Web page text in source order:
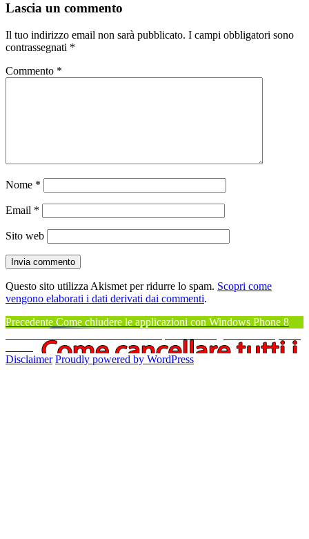
Lascia un commento
Il tuo indirizzo email non sarà pubblicato. I campi obbligatori sono
contrassegnati *
Commento *
Nome *
Email *
Sito web
Questo sito utilizza Akismet per ridurre lo spam. Scopri come
vengono elaborati i dati derivati dai commenti.
Navigazione
articoli
Precedente Articolo
Come chiudere le applicazioni con Windows Phone 8
successivo:
Disclaimer Proudly powered by WordPress